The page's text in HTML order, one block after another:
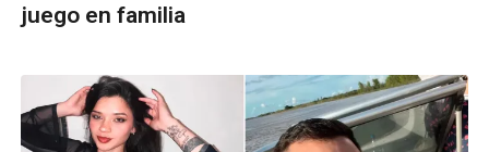
juego en familia